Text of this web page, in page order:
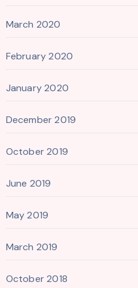
March 2020
February 2020
January 2020
December 2019
October 2019
June 2019
May 2019
March 2019
October 2018